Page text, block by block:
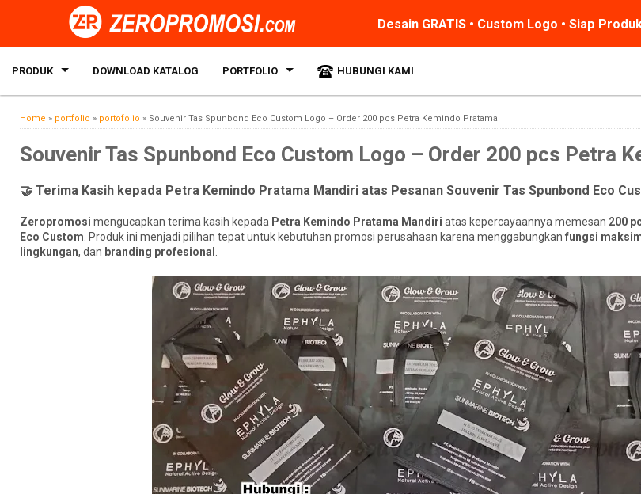
Desain GRATIS • Custom Logo • Siap
PRODUK DOWNLOAD KATALOG PORTFOLIO HUBUNGI KAMI
Home » portfolio » portofolio » Souvenir Tas Spunbond Eco Custom Logo – Order 200 pcs Petra Kemindo Pratama
Souvenir Tas Spunbond Eco Custom Logo – Order 200 pcs Petra
🤝 Terima Kasih kepada Petra Kemindo Pratama Mandiri atas Pesanan Souvenir Tas Spunbond Eco
Zeropromosi mengucapkan terima kasih kepada Petra Kemindo Pratama Mandiri atas kepercayaannya memesan 200
Eco Custom . Produk ini menjadi pilihan tepat untuk kebutuhan promosi perusahaan karena menggabungkan fungsi
lingkungan, dan branding profesional